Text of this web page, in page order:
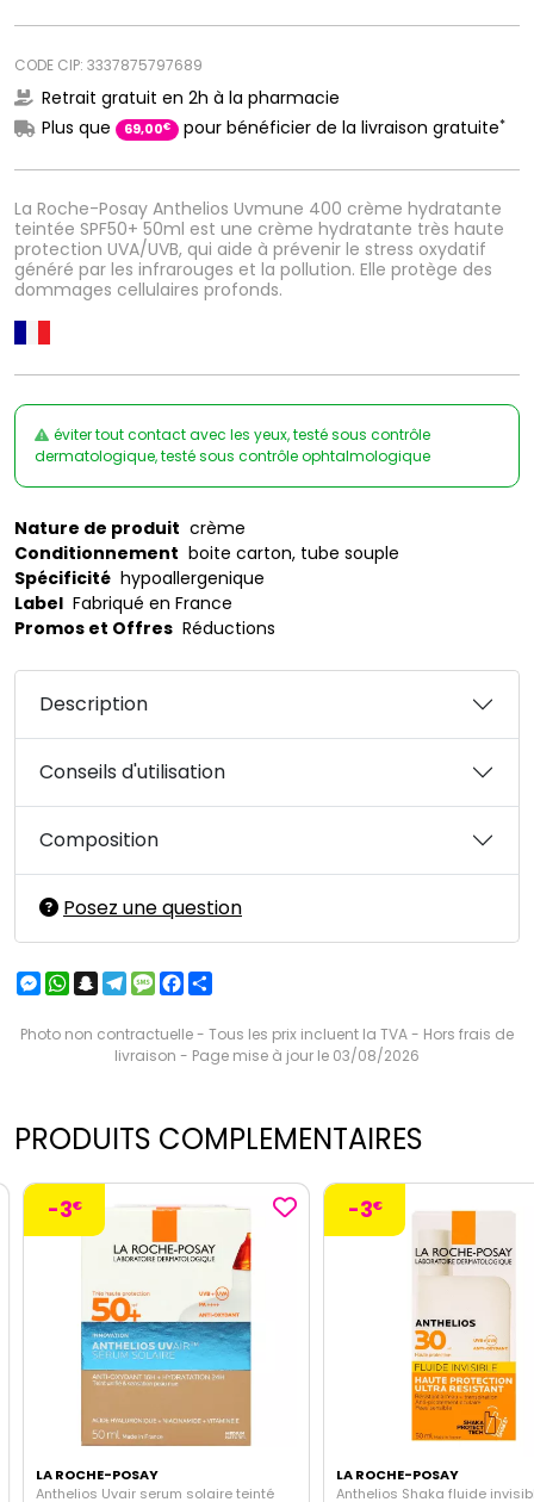
La Roche-Posay Anthelios Uvmune 400 crème hydratante
teintée SPF50+ 50ml est une crème hydratante très haute
protection UVA/UVB, qui aide à prévenir le stress oxydatif
généré par les infrarouges et la pollution. Elle protège des
dommages cellulaires profonds.
CODE CIP: 3337875797689
Retrait gratuit en 2h à la pharmacie
Plus que
69,00€ pour bénéficier de la livraison gratuite*
éviter tout contact avec les yeux, testé sous contrôle
dermatologique, testé sous contrôle ophtalmologique
Nature de produit crème
Conditionnement boite carton, tube souple
Spécificité hypoallergenique
Label Fabriqué en France
Promos et Offres Réductions
Description
Conseils d'utilisation
Composition
Posez une question
Messenger
WhatsApp
Snapchat
Telegram
MessageFacebook
Photo non contractuelle - Tous les prix incluent la TVA - Hors frais de
livraison - Page mise à jour le 03/08/2026
PRODUITS COMPLEMENTAIRES
-3€
LA ROCHE-POSAY
Anthelios Uvair serum solaire teinté
-3€
LA ROCHE-POSAY
Anthelios Shaka fluide